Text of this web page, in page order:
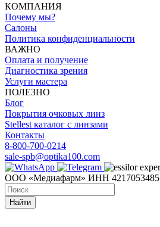
КОМПАНИЯ
Почему мы?
Салоны
Политика конфиденциальности
ВАЖНО
Оплата и получение
Диагностика зрения
Услуги мастера
ПОЛЕЗНО
Блог
Покрытия очковых линз
Stellest каталог с линзами
Контакты
8-800-700-0214
sale-spb@optika100.com
ООО «Медиафарм» ИНН 4217053485
Найти